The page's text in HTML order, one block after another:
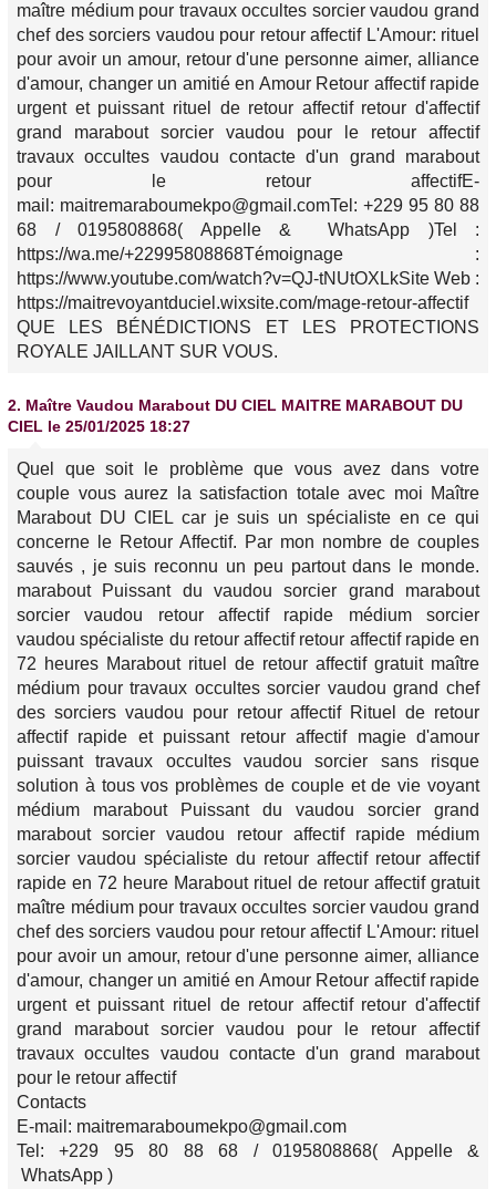
maître médium pour travaux occultes sorcier vaudou grand
chef des sorciers vaudou pour retour affectif L'Amour: rituel
pour avoir un amour, retour d'une personne aimer, alliance
d'amour, changer un amitié en Amour Retour affectif rapide
urgent et puissant rituel de retour affectif retour d'affectif
grand marabout sorcier vaudou pour le retour affectif
travaux occultes vaudou contacte d'un grand marabout
pour le retour affectifE-
mail: maitremaraboumekpo@gmail.comTel: +229 95 80 88
68 / 0195808868( Appelle & WhatsApp )Tel :
https://wa.me/+22995808868Témoignage :
https://www.youtube.com/watch?v=QJ-tNUtOXLkSite Web :
https://maitrevoyantduciel.wixsite.com/mage-retour-affectif
QUE LES BÉNÉDICTIONS ET LES PROTECTIONS
ROYALE JAILLANT SUR VOUS.
2. Maître Vaudou Marabout DU CIEL MAITRE MARABOUT DU
CIEL le 25/01/2025 18:27
Quel que soit le problème que vous avez dans votre
couple vous aurez la satisfaction totale avec moi Maître
Marabout DU CIEL car je suis un spécialiste en ce qui
concerne le Retour Affectif. Par mon nombre de couples
sauvés , je suis reconnu un peu partout dans le monde.
marabout Puissant du vaudou sorcier grand marabout
sorcier vaudou retour affectif rapide médium sorcier
vaudou spécialiste du retour affectif retour affectif rapide en
72 heures Marabout rituel de retour affectif gratuit maître
médium pour travaux occultes sorcier vaudou grand chef
des sorciers vaudou pour retour affectif Rituel de retour
affectif rapide et puissant retour affectif magie d'amour
puissant travaux occultes vaudou sorcier sans risque
solution à tous vos problèmes de couple et de vie voyant
médium marabout Puissant du vaudou sorcier grand
marabout sorcier vaudou retour affectif rapide médium
sorcier vaudou spécialiste du retour affectif retour affectif
rapide en 72 heure Marabout rituel de retour affectif gratuit
maître médium pour travaux occultes sorcier vaudou grand
chef des sorciers vaudou pour retour affectif L'Amour: rituel
pour avoir un amour, retour d'une personne aimer, alliance
d'amour, changer un amitié en Amour Retour affectif rapide
urgent et puissant rituel de retour affectif retour d'affectif
grand marabout sorcier vaudou pour le retour affectif
travaux occultes vaudou contacte d'un grand marabout
pour le retour affectif
Contacts
E-mail: maitremaraboumekpo@gmail.com
Tel: +229 95 80 88 68 / 0195808868( Appelle &
WhatsApp )